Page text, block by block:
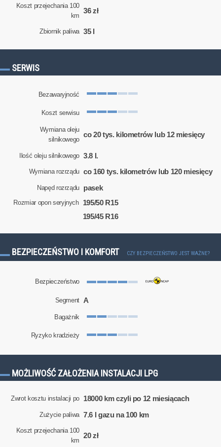
Koszt przejechania 100
km
36 zł
Zbiornik paliwa 35 l
SERWIS
Bezawaryjność
Koszt serwisu
Wymiana oleju
silnikowego
co 20 tys. kilometrów lub 12 miesięcy
Ilość oleju silnikowego 3.8 l.
Wymiana rozrządu co 160 tys. kilometrów lub 120 miesięcy
Napęd rozrządu pasek
Rozmiar opon seryjnych
195/50 R15
195/45 R16
BEZPIECZEŃSTWO I KOMFORT CZY BEZPIECZEŃSTWO JEST WAŻNE?
Bezpieczeństwo
Segment A
Bagażnik
Ryzyko kradzieży
MOŻLIWOŚĆ ZAŁOŻENIA INSTALACJI LPG
Zwrot kosztu instalacji po 18000 km czyli po 12 miesiącach
Zużycie paliwa 7.6 l gazu na 100 km
Koszt przejechania 100
km
20 zł